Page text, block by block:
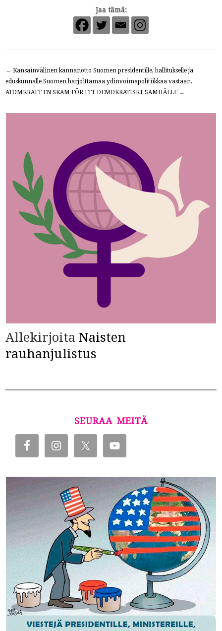
Jaa tämä:
←Kansainvälinen kannanotto Suomen presidentille, hallitukselle ja
eduskunnalle Suomen harjoittamaa ydinvoimapolitiikkaa vastaan.
ATOMKRAFT EN SKAM FÖR ETT DEMOKRATISKT SAMHÄLLE →
Allekirjoita Naisten
rauhanjulistus
SEURAA MEITÄ